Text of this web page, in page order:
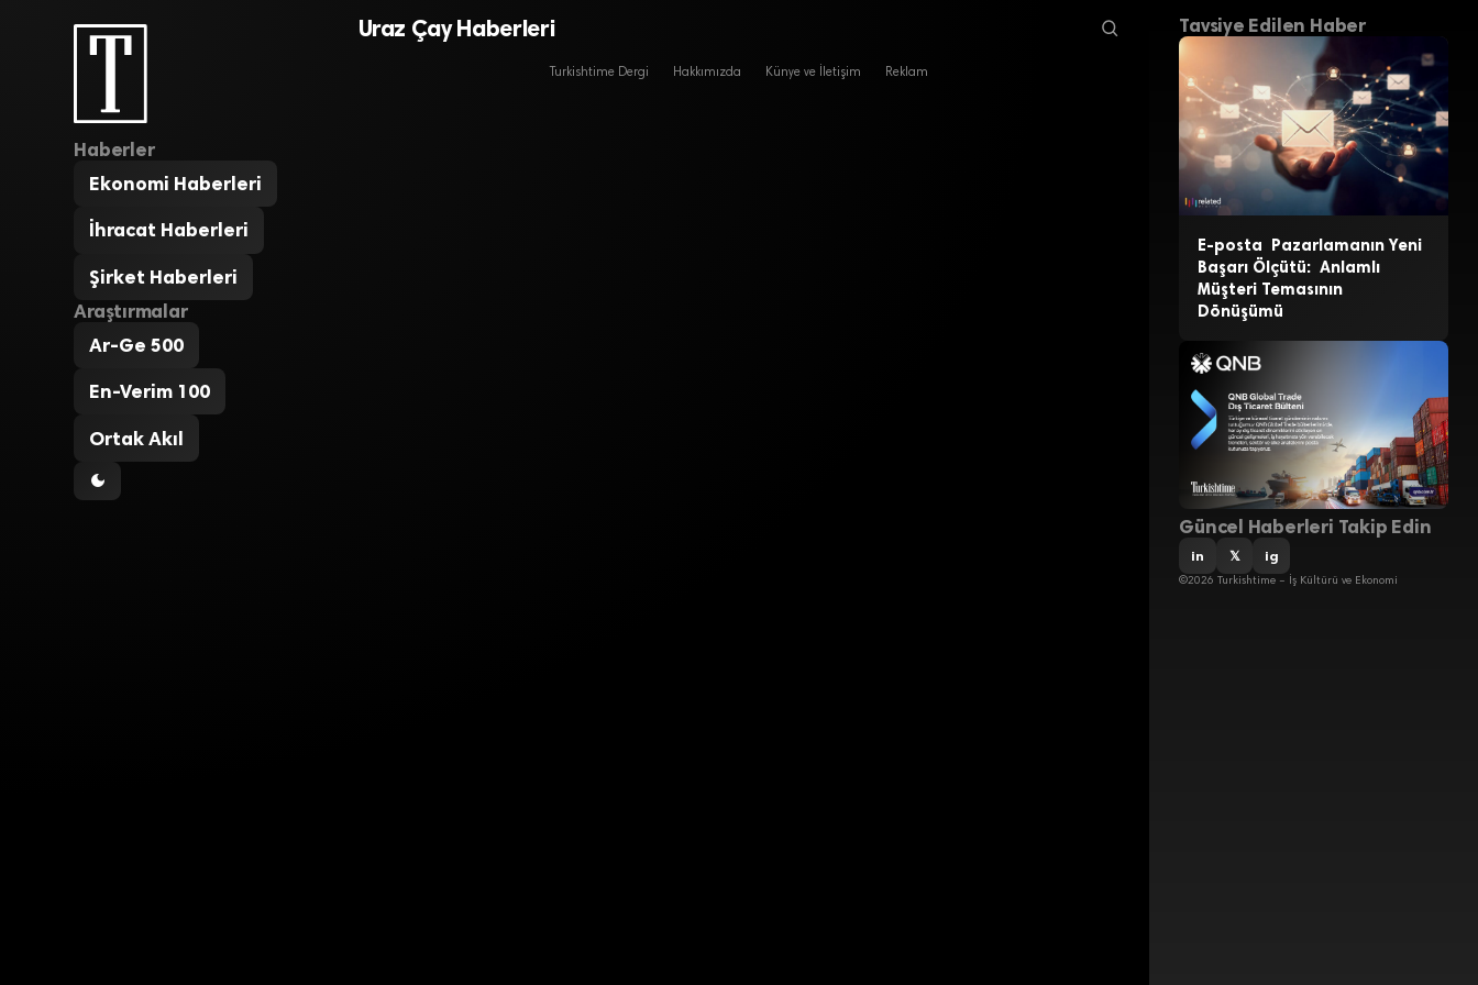
Haberler
Ekonomi Haberleri
İhracat Haberleri
Şirket Haberleri
Araştırmalar
Ar-Ge 500
En-Verim 100
Ortak Akıl
Uraz Çay Haberleri
Turkishtime Dergi Hakkımızda Künye ve İletişim Reklam
Tavsiye Edilen Haber
E-posta Pazarlamanın Yeni
Başarı Ölçütü: Anlamlı
Müşteri Temasının
Dönüşümü
Güncel Haberleri Takip Edin
in 𝕏 ig
©2026 Turkishtime – İş Kültürü ve Ekonomi